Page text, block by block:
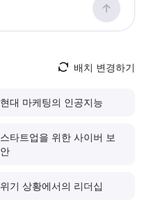
배치 변경하기
현대 마케팅의 인공지능
스타트업을 위한 사이버 보
안
위기 상황에서의 리더십